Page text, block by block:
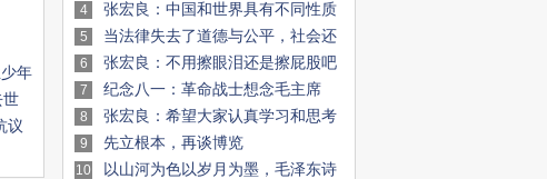
年
世
议
人民大众进行最大规模的财富收割
局就在于他们资本的死活不同
4 张宏良：中国和世界具有不同性质
和发展方向的两种不同司法文明
5 当法律失去了道德与公平，社会还
剩下什么？
6 张宏良：不用擦眼泪还是擦屁股吧
7 纪念八一：革命战士想念毛主席
8 张宏良：希望大家认真学习和思考
列宁对当时俄国“左派伍毛党”的批判
9 先立根本，再谈博览
10 以山河为色以岁月为墨，毛泽东诗